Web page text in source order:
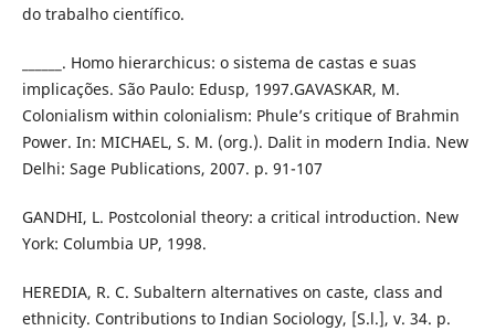
do trabalho científico.
______. Homo hierarchicus: o sistema de castas e suas
implicações. São Paulo: Edusp, 1997.GAVASKAR, M.
Colonialism within colonialism: Phule’s critique of Brahmin
Power. In: MICHAEL, S. M. (org.). Dalit in modern India. New
Delhi: Sage Publications, 2007. p. 91-107
GANDHI, L. Postcolonial theory: a critical introduction. New
York: Columbia UP, 1998.
HEREDIA, R. C. Subaltern alternatives on caste, class and
ethnicity. Contributions to Indian Sociology, [S.l.], v. 34. p.